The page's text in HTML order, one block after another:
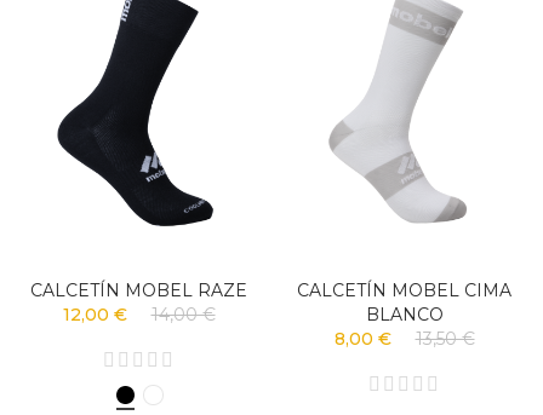
CALCETÍN MOBEL RAZE
12,00 €
14,00 €
CALCETÍN MOBEL CIMA
BLANCO
8,00 €
13,50 €